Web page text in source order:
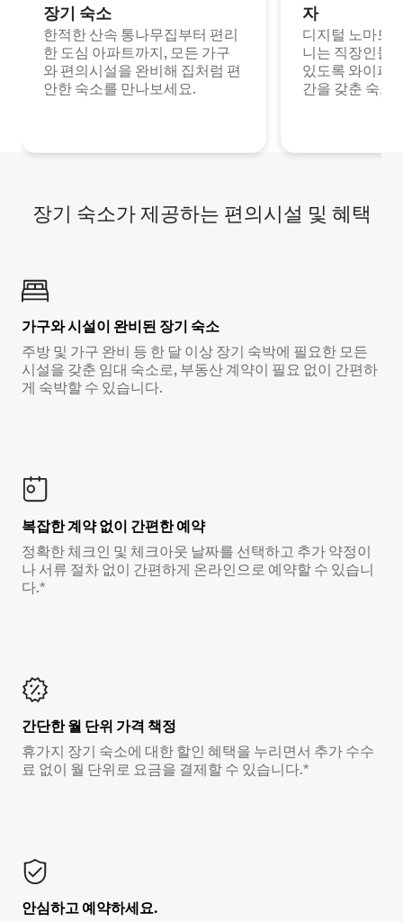
장기 숙소
한적한 산속 통나무집부터 편리
한 도심 아파트까지, 모든 가구
와 편의시설을 완비해 집처럼 편
안한 숙소를 만나보세요.
자
디지털 노마드
니는 직장인들
있도록 와이파
간을 갖춘 숙소
장기 숙소가 제공하는 편의시설 및 혜택
가구와 시설이 완비된 장기 숙소
주방 및 가구 완비 등 한 달 이상 장기 숙박에 필요한 모든
시설을 갖춘 임대 숙소로, 부동산 계약이 필요 없이 간편하
게 숙박할 수 있습니다.
복잡한 계약 없이 간편한 예약
정확한 체크인 및 체크아웃 날짜를 선택하고 추가 약정이
나 서류 절차 없이 간편하게 온라인으로 예약할 수 있습니
다.*
간단한 월 단위 가격 책정
휴가지 장기 숙소에 대한 할인 혜택을 누리면서 추가 수수
료 없이 월 단위로 요금을 결제할 수 있습니다.*
안심하고 예약하세요.